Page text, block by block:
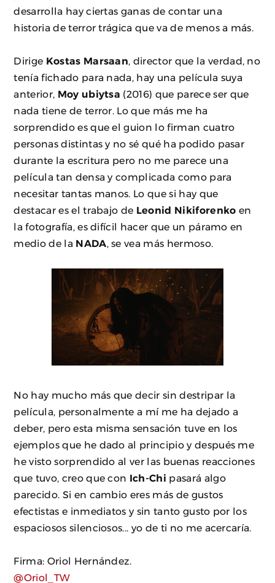
desarrolla hay ciertas ganas de contar una
historia de terror trágica que va de menos a más.
Dirige Kostas Marsaan , director que la verdad, no
tenía fichado para nada, hay una película suya
anterior, Moy ubiytsa (2016) que parece ser que
nada tiene de terror. Lo que más me ha
sorprendido es que el guion lo firman cuatro
personas distintas y no sé qué ha podido pasar
durante la escritura pero no me parece una
película tan densa y complicada como para
necesitar tantas manos. Lo que si hay que
destacar es el trabajo de Leonid Nikiforenko en
la fotografía, es difícil hacer que un páramo en
medio de la NADA , se vea más hermoso.
No hay mucho más que decir sin destripar la
película, personalmente a mí me ha dejado a
deber, pero esta misma sensación tuve en los
ejemplos que he dado al principio y después me
he visto sorprendido al ver las buenas reacciones
que tuvo, creo que con Ich-Chi pasará algo
parecido. Si en cambio eres más de gustos
efectistas e inmediatos y sin tanto gusto por los
espaciosos silenciosos... yo de ti no me acercaría.
Firma: Oriol Hernández.
@Oriol_TW